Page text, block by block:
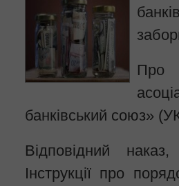
Про
банківський союз»
Відповідний
Інструкції про